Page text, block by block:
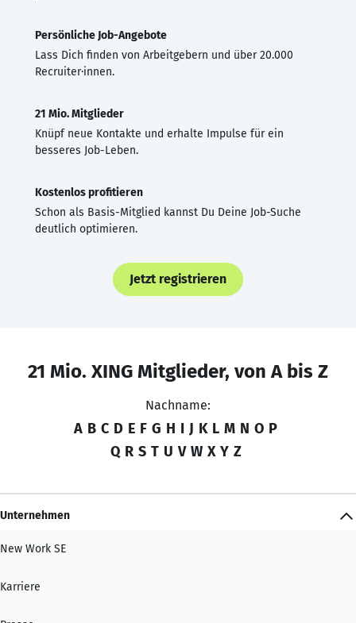
Persönliche Job-Angebote
Lass Dich finden von Arbeitgebern und über 20.000
Recruiter·innen.
21 Mio. Mitglieder
Knüpf neue Kontakte und erhalte Impulse für ein
besseres Job-Leben.
Kostenlos profitieren
Schon als Basis-Mitglied kannst Du Deine Job-Suche
deutlich optimieren.
Jetzt registrieren
21 Mio. XING Mitglieder, von A bis Z
Nachname:
A B C D E F G H I J K L M N O P
Q R S T U V W X Y Z
Unternehmen
New Work SE
Karriere